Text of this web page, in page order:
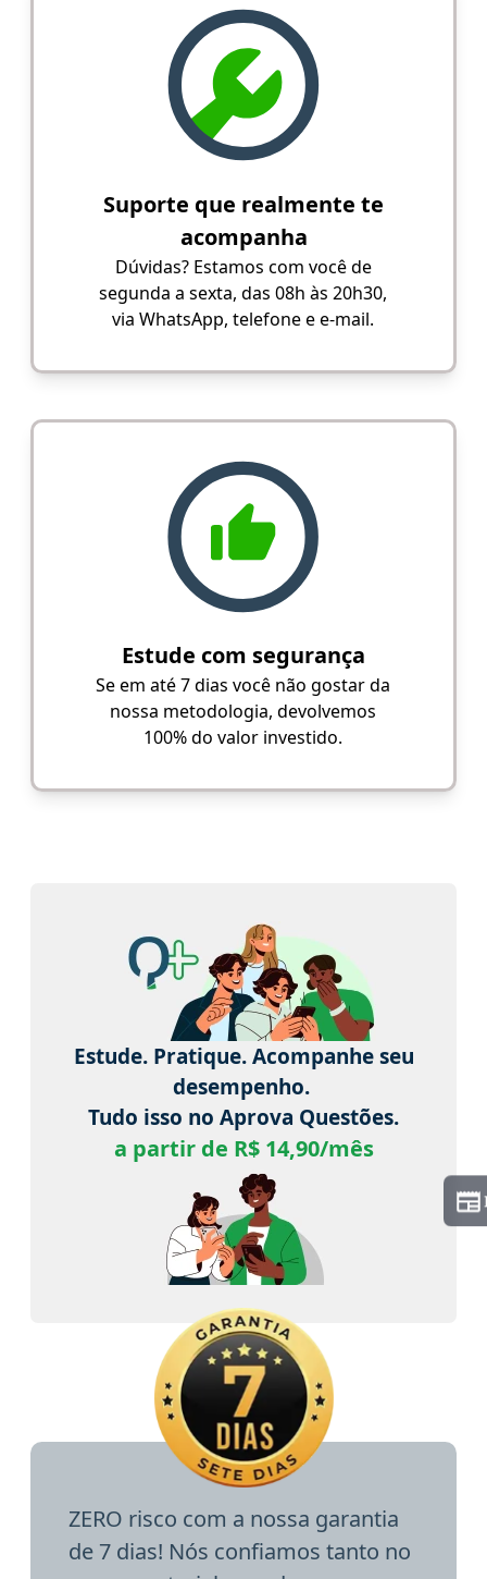
Suporte que realmente te
acompanha
Dúvidas? Estamos com você de
segunda a sexta, das 08h às 20h30,
via WhatsApp, telefone e e-mail.
Estude com segurança
Se em até 7 dias você não gostar da
nossa metodologia, devolvemos
100% do valor investido.
Estude. Pratique. Acompanhe seu
desempenho.
Tudo isso no Aprova Questões.
a partir de R$ 14,90/mês
ZERO risco com a nossa garantia
de 7 dias! Nós confiamos tanto no